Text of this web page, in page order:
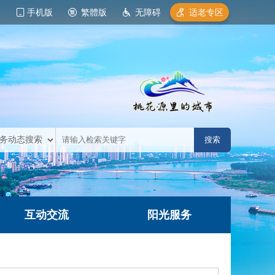
手机版 繁體版 无障碍 适老专区
互动交流 阳光服务